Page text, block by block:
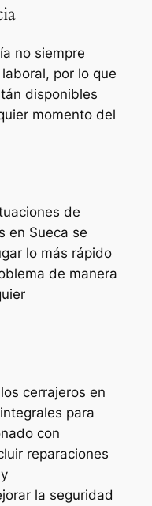
no siempre
por lo que
disponibles
momento del
de
en Sueca se
lo más rápido
de manera
cerrajeros en
para
con
reparaciones
la seguridad